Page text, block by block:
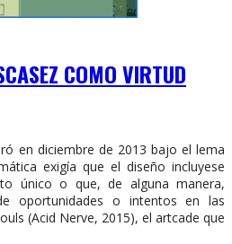
COMO VIRTUD
en diciembre de 2013 bajo el lema
exigía que el diseño incluyese
único o que, de alguna manera,
oportunidades o intentos en las
(Acid Nerve, 2015), el artcade que